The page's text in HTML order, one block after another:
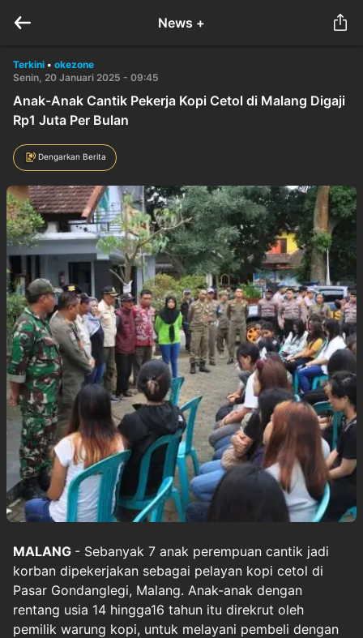
News +
Terkini • okezone
Senin, 20 Januari 2025 - 09:45
Anak-Anak Cantik Pekerja Kopi Cetol di Malang Digaji
Rp1 Juta Per Bulan
Dengarkan Berita
MALANG - Sebanyak 7 anak perempuan cantik jadi
korban dipekerjakan sebagai pelayan kopi cetol di
Pasar Gondanglegi, Malang. Anak-anak dengan
rentang usia 14 hingga16 tahun itu direkrut oleh
pemilik warung kopi, untuk melayani pembeli dengan